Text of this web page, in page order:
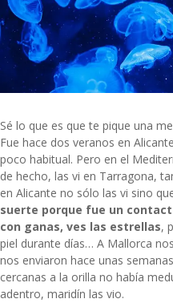
Sé lo que es que te pique una
Fue hace dos veranos en
poco habitual. Pero en el
de hecho, las vi en Tarragona,
en Alicante no sólo las vi sino
suerte porque fue un
con ganas, ves las estrellas,
piel durante días… A Mallorca
nos enviaron hace unas
cercanas a la orilla no había
adentro, maridín las vio.